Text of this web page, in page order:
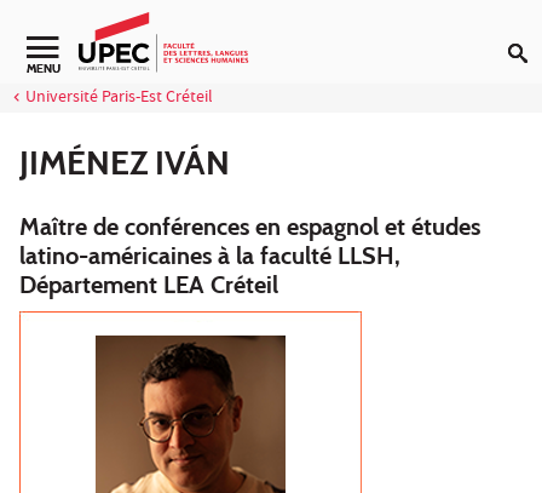
Aller au contenu
Navigation secondaire
MENU
Université Paris-Est Créteil
JIMÉNEZ IVÁN
Maître de conférences en espagnol et études
latino-américaines à la faculté LLSH,
Département LEA Créteil